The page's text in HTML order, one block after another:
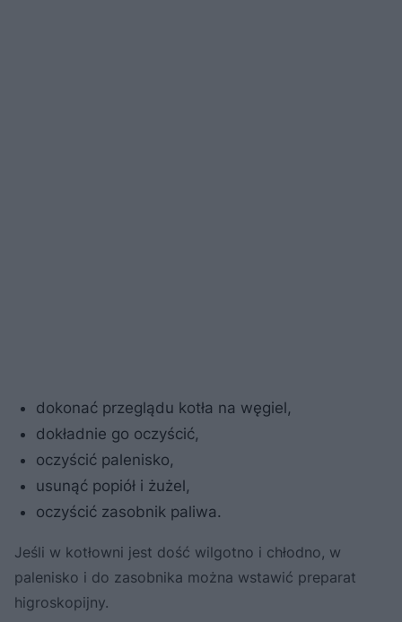
dokonać przeglądu kotła na węgiel,
dokładnie go oczyścić,
oczyścić palenisko,
usunąć popiół i żużel,
oczyścić zasobnik paliwa.
Jeśli w kotłowni jest dość wilgotno i chłodno, w
palenisko i do zasobnika można wstawić preparat
higroskopijny.